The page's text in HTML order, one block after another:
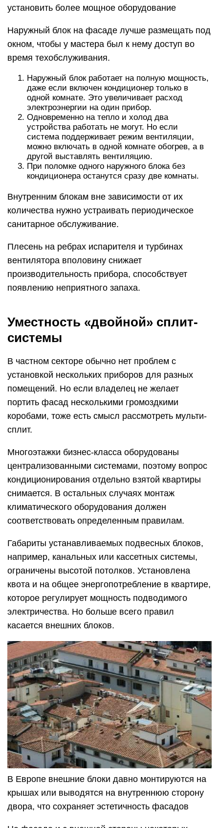
установить более мощное оборудование
Наружный блок на фасаде лучше размещать под
окном, чтобы у мастера был к нему доступ во
время техобслуживания.
Наружный блок работает на полную мощность,
даже если включен кондиционер только в
одной комнате. Это увеличивает расход
электроэнергии на один прибор.
Одновременно на тепло и холод два
устройства работать не могут. Но если
система поддерживает режим вентиляции,
можно включать в одной комнате обогрев, а в
другой выставлять вентиляцию.
При поломке одного наружного блока без
кондиционера останутся сразу две комнаты.
Внутренним блокам вне зависимости от их
количества нужно устраивать периодическое
санитарное обслуживание.
Плесень на ребрах испарителя и турбинах
вентилятора вполовину снижает
производительность прибора, способствует
появлению неприятного запаха.
Уместность «двойной» сплит-
системы
В частном секторе обычно нет проблем с
установкой нескольких приборов для разных
помещений. Но если владелец не желает
портить фасад несколькими громоздкими
коробами, тоже есть смысл рассмотреть мульти-
сплит.
Многоэтажки бизнес-класса оборудованы
централизованными системами, поэтому вопрос
кондиционирования отдельно взятой квартиры
снимается. В остальных случаях монтаж
климатического оборудования должен
соответствовать определенным правилам.
Габариты устанавливаемых подвесных блоков,
например, канальных или кассетных системы,
ограничены высотой потолков. Установлена
квота и на общее энергопотребление в квартире,
которое регулирует мощность подводимого
электричества. Но больше всего правил
касается внешних блоков.
В Европе внешние блоки давно монтируются на
крышах или выводятся на внутреннюю сторону
двора, что сохраняет эстетичность фасадов